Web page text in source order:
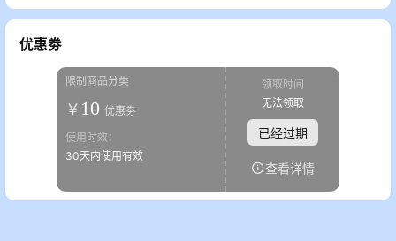
优惠劵
限制商品分类
￥ 10 优惠劵
使用时效：
30天内使用有效
领取时间
无法领取
已经过期
查看详情